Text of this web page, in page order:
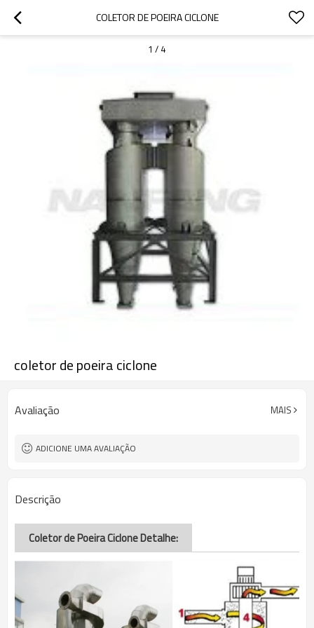
COLETOR DE POEIRA CICLONE
1 / 4
coletor de poeira ciclone
Avaliação MAIS
ADICIONE UMA AVALIAÇÃO
Descrição
Coletor de Poeira Ciclone Detalhe: